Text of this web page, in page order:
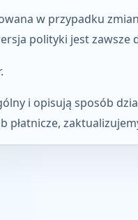
w przypadku
polityki jest
i opisują sposób
płatnicze,